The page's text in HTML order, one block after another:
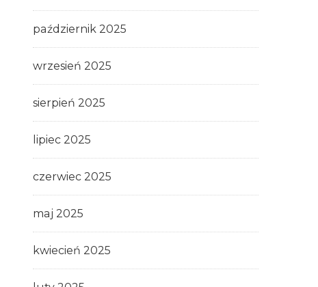
październik 2025
wrzesień 2025
sierpień 2025
lipiec 2025
czerwiec 2025
maj 2025
kwiecień 2025